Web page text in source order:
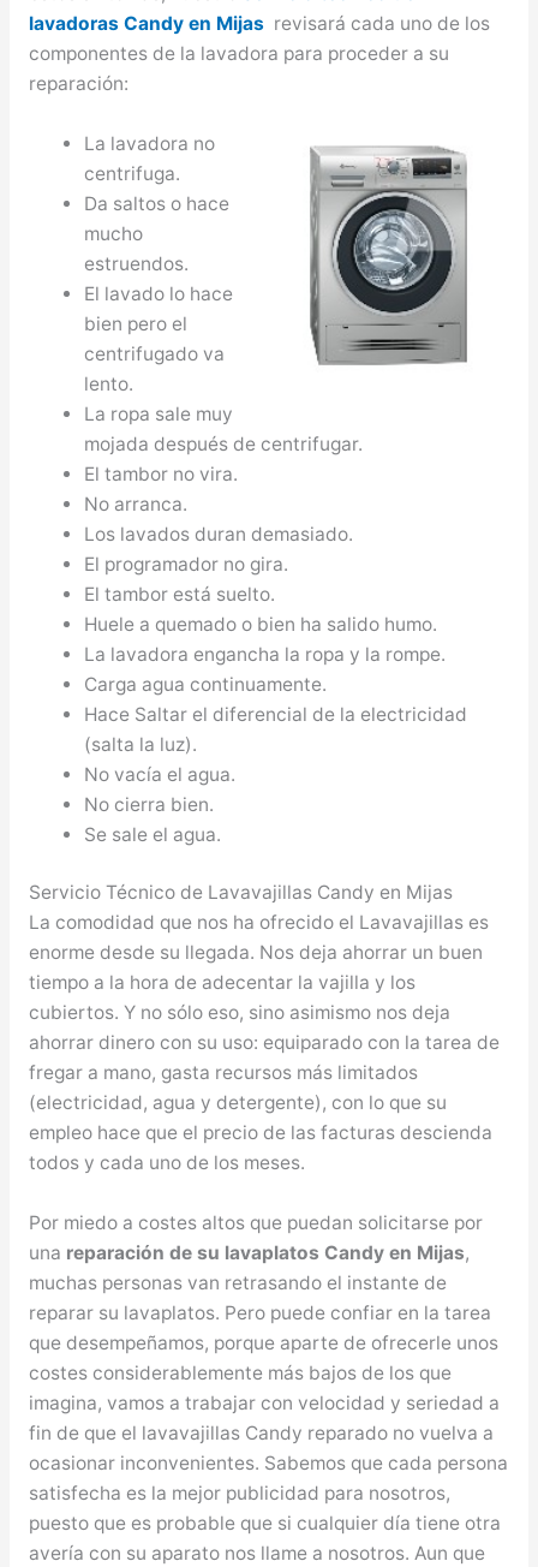
lavadoras Candy en Mijas revisará cada uno de los
componentes de la lavadora para proceder a su
reparación:
La lavadora no
centrifuga.
Da saltos o hace
mucho
estruendos.
El lavado lo hace
bien pero el
centrifugado va
lento.
La ropa sale muy
mojada después de centrifugar.
El tambor no vira.
No arranca.
Los lavados duran demasiado.
El programador no gira.
El tambor está suelto.
Huele a quemado o bien ha salido humo.
La lavadora engancha la ropa y la rompe.
Carga agua continuamente.
Hace Saltar el diferencial de la electricidad
(salta la luz).
No vacía el agua.
No cierra bien.
Se sale el agua.
Servicio Técnico de Lavavajillas Candy en Mijas
La comodidad que nos ha ofrecido el Lavavajillas es
enorme desde su llegada. Nos deja ahorrar un buen
tiempo a la hora de adecentar la vajilla y los
cubiertos. Y no sólo eso, sino asimismo nos deja
ahorrar dinero con su uso: equiparado con la tarea de
fregar a mano, gasta recursos más limitados
(electricidad, agua y detergente), con lo que su
empleo hace que el precio de las facturas descienda
todos y cada uno de los meses.
Por miedo a costes altos que puedan solicitarse por
una reparación de su lavaplatos Candy en Mijas,
muchas personas van retrasando el instante de
reparar su lavaplatos. Pero puede confiar en la tarea
que desempeñamos, porque aparte de ofrecerle unos
costes considerablemente más bajos de los que
imagina, vamos a trabajar con velocidad y seriedad a
fin de que el lavavajillas Candy reparado no vuelva a
ocasionar inconvenientes. Sabemos que cada persona
satisfecha es la mejor publicidad para nosotros,
puesto que es probable que si cualquier día tiene otra
avería con su aparato nos llame a nosotros. Aun que